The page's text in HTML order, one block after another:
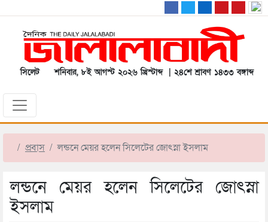
সিলেট শনিবার, ৮ই আগস্ট ২০২৬ খ্রিস্টাব্দ | ২৪শে শ্রাবণ ১৪৩৩ বঙ্গাব্দ
প্রবাস লন্ডনে মেয়র হলেন সিলেটের জোৎস্না ইসলাম
লন্ডনে মেয়র হলেন সিলেটের জোৎস্না
ইসলাম